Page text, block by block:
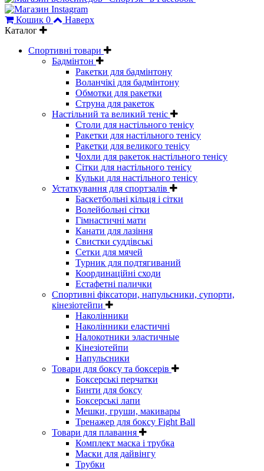
Кошик 0
Наверх
Каталог
Спортивні товари
Бадмінтон
Ракетки для бадмінтону
Воланчікі для бадмінтону
Обмотки для ракетки
Струна для ракеток
Настільний та великий теніс
Столи для настільного тенісу
Ракетки для настільного тенісу
Ракетки для великого тенісу
Чохли для ракеток настільного тенісу
Сітки для настільного тенісу
Кульки для настільного тенісу
Устаткування для спортзалів
Баскетбольні кільця і сітки
Волейбольні сітки
Гімнастичні мати
Канати для лазіння
Свистки суддівські
Сетки для мячей
Турник для подтягиваний
Координаційні сходи
Естафетні палички
Спортивні фіксатори, напульсники, супорти,
кінезіотейпи
Наколінники
Наколінники еластичні
Налокотники эластичные
Кінезіотейпи
Напульсники
Товари для боксу та боксерів
Боксерські перчатки
Бинти для боксу
Боксерські лапи
Мешки, груши, макивары
Тренажер для боксу Fight Ball
Товари для плавання
Комплект маска і трубка
Маски для дайвінгу
Трубки